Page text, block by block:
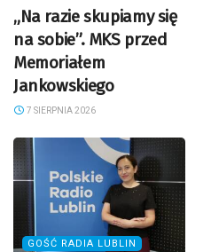
„Na razie skupiamy się
na sobie”. MKS przed
Memoriałem
Jankowskiego
7 SIERPNIA 2026
GOŚĆ RADIA LUBLIN